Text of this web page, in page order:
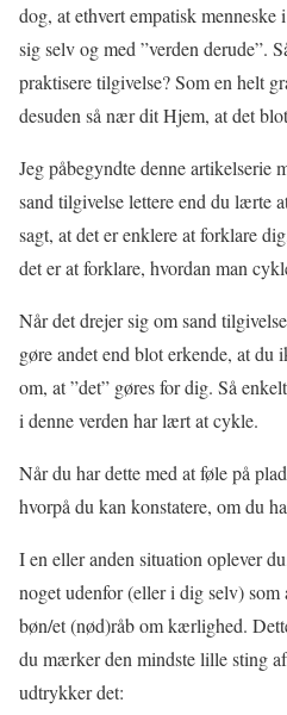
dog, at ethvert empatisk menneske
sig selv og med ”verden derude”.
praktisere tilgivelse? Som en helt
desuden så nær dit Hjem, at det
Jeg påbegyndte denne artikelserie
sand tilgivelse lettere end du lærte
sagt, at det er enklere at forklare
det er at forklare, hvordan man
Når det drejer sig om sand
gøre andet end blot erkende, at
om, at ”det” gøres for dig. Så
i denne verden har lært at cykle.
Når du har dette med at føle på
hvorpå du kan konstatere, om du
I en eller anden situation oplever
noget udenfor (eller i dig selv)
bøn/et (nød)råb om kærlighed.
du mærker den mindste lille sting
udtrykker det: